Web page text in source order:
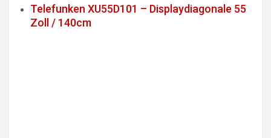
Telefunken XU55D101 – Displaydiagonale 55
Zoll / 140cm